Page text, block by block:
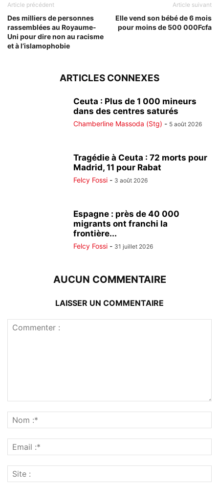
Article précédent
Des milliers de personnes
rassemblées au Royaume-
Uni pour dire non au racisme
et à l’islamophobie
Article suivant
Elle vend son bébé de 6 mois
pour moins de 500 000Fcfa
ARTICLES CONNEXES
Ceuta : Plus de 1 000 mineurs
dans des centres saturés
Chamberline Massoda (Stg) - 5 août 2026
Tragédie à Ceuta : 72 morts pour
Madrid, 11 pour Rabat
Felcy Fossi - 3 août 2026
Espagne : près de 40 000
migrants ont franchi la
frontière...
Felcy Fossi - 31 juillet 2026
AUCUN COMMENTAIRE
LAISSER UN COMMENTAIRE